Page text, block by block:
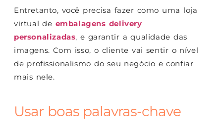
Entretanto, você precisa fazer como uma loja
virtual de embalagens delivery
personalizadas, e garantir a qualidade das
imagens. Com isso, o cliente vai sentir o nível
de profissionalismo do seu negócio e confiar
mais nele.
Usar boas palavras-chave